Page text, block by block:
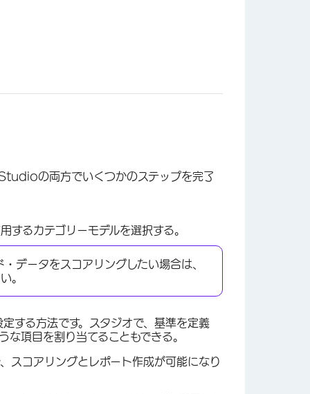
の両方でいくつかのステップを完了
するカテゴリーモデルを選択する。
ータをスコアリングしたい場合は、
。
する方法です。スタジオで、基準を定義
項目を割り当てることもできる。
スコアリングとレポート作成が可能になり